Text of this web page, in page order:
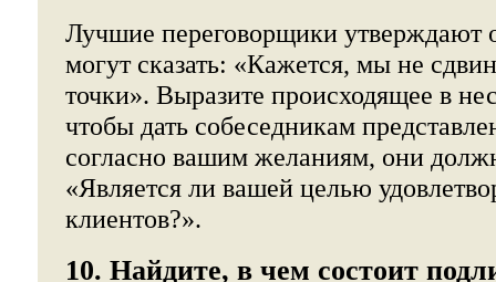
Лучшие переговорщики утверждают
могут сказать: «Кажется, мы не
точки». Выразите происходящее в
чтобы дать собеседникам
согласно вашим желаниям, они
«Является ли вашей целью
клиентов?».
10. Найдите, в чем состоит